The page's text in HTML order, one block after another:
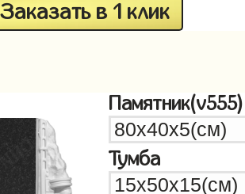
Заказать в 1 клик
Памятник(v555)
Тумба